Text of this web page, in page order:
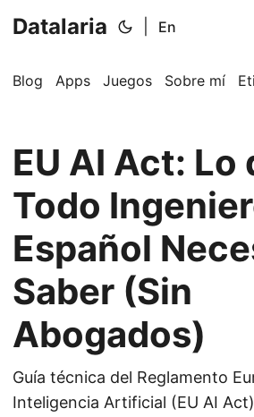
Datalaria En
Blog Apps Juegos Sobre mí
EU AI Act: Lo
Todo
Español
Saber (Sin
Abogados)
Guía técnica del Reglamento
Inteligencia Artificial (EU AI
🔍Ops Engineering Copilot